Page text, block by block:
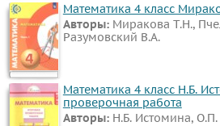
Математика 4 класс
Авторы: Миракова Т.Н.,
Разумовский В.А.
Математика 4 класс Н.Б.
проверочная работа
Авторы: Н.Б. Истомина,